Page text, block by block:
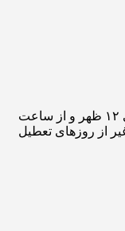
به جز روزهای تعطیل -از ساعت ۸ الی ۱۲ ظهر و از ساعت
غیر از روزهای تعطیل